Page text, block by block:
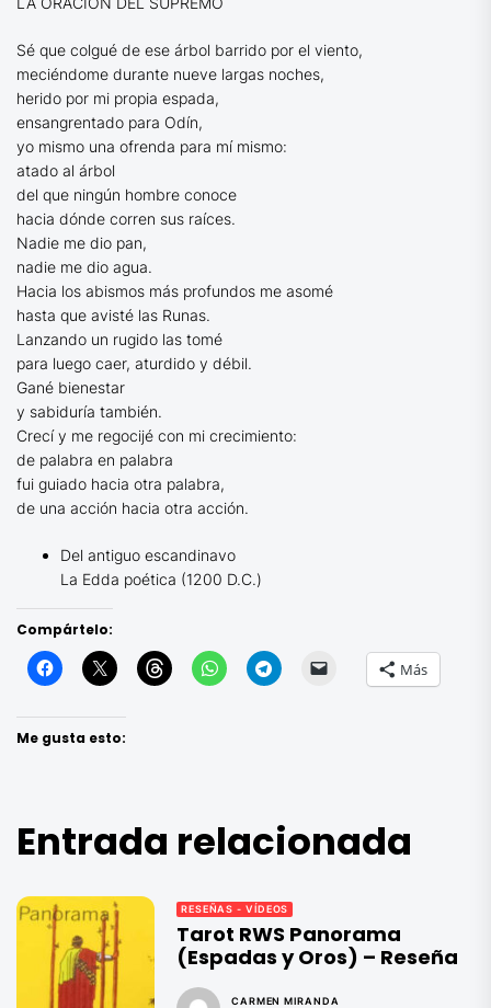
Sé que colgué de ese árbol barrido por el viento,
meciéndome durante nueve largas noches,
herido por mi propia espada,
ensangrentado para Odín,
yo mismo una ofrenda para mí mismo:
atado al árbol
del que ningún hombre conoce
hacia dónde corren sus raíces.
Nadie me dio pan,
nadie me dio agua.
Hacia los abismos más profundos me asomé
hasta que avisté las Runas.
Lanzando un rugido las tomé
para luego caer, aturdido y débil.
Gané bienestar
y sabiduría también.
Crecí y me regocijé con mi crecimiento:
de palabra en palabra
fui guiado hacia otra palabra,
de una acción hacia otra acción.
Del antiguo escandinavo
La Edda poética (1200 D.C.)
Compártelo:
Más
Me gusta esto:
Entrada relacionada
RESEÑAS - VÍDEOS
Tarot RWS Panorama
(Espadas y Oros) – Reseña
CARMEN MIRANDA